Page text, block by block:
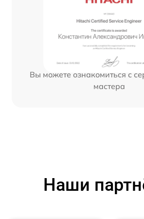
Вы можете ознакомиться с
мастера
Наши